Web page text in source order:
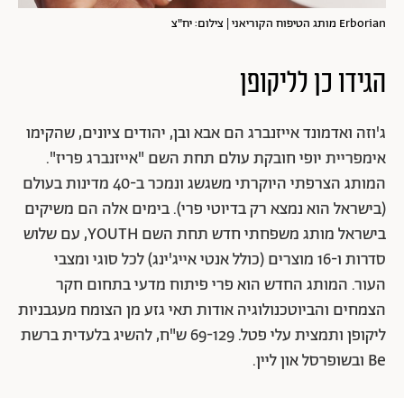
Erborian מותג הטיפוח הקוריאני | צילום: יח"צ
הגידו כן לליקופן
ג'וזה ואדמונד אייזנברג הם אבא ובן, יהודים ציונים, שהקימו
אימפריית יופי חובקת עולם תחת השם "אייזנברג פריז".
המותג הצרפתי היוקרתי משגשג ונמכר ב-40 מדינות בעולם
(בישראל הוא נמצא רק בדיוטי פרי). בימים אלה הם משיקים
בישראל מותג משפחתי חדש תחת השם YOUTH, עם שלוש
סדרות ו-16 מוצרים (כולל אנטי אייג'ינג) לכל סוגי ומצבי
העור. המותג החדש הוא פרי פיתוח מדעי בתחום חקר
הצמחים והביוטכנולוגיה אודות תאי גזע מן הצומח מעגבניות
ליקופן ותמצית עלי פטל. 69-129 ש"ח, להשיג בלעדית ברשת
Be ובשופרסל און ליין.